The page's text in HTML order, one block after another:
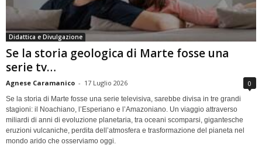
Didattica e Divulgazione
Se la storia geologica di Marte fosse una
serie tv…
Agnese Caramanico - 17 Luglio 2026 0
Se la storia di Marte fosse una serie televisiva, sarebbe divisa in tre grandi
stagioni: il Noachiano, l’Esperiano e l’Amazoniano. Un viaggio attraverso
miliardi di anni di evoluzione planetaria, tra oceani scomparsi, gigantesche
eruzioni vulcaniche, perdita dell’atmosfera e trasformazione del pianeta nel
mondo arido che osserviamo oggi.